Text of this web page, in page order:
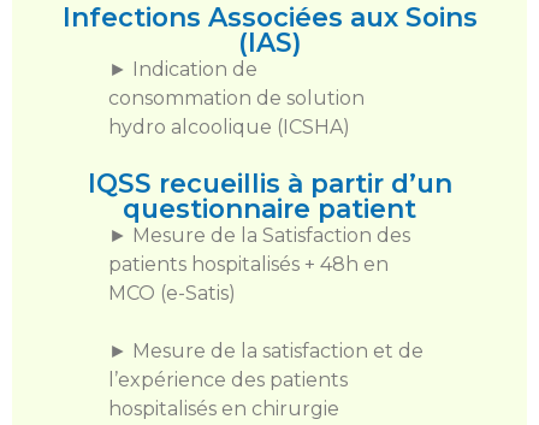
Infections Associées aux Soins
(IAS)
► Indication de
consommation de solution
hydro alcoolique (ICSHA)
IQSS recueillis à partir d’un
questionnaire patient
► Mesure de la Satisfaction des
patients hospitalisés + 48h en
MCO (e-Satis)
► Mesure de la satisfaction et de
l’expérience des patients
hospitalisés en chirurgie